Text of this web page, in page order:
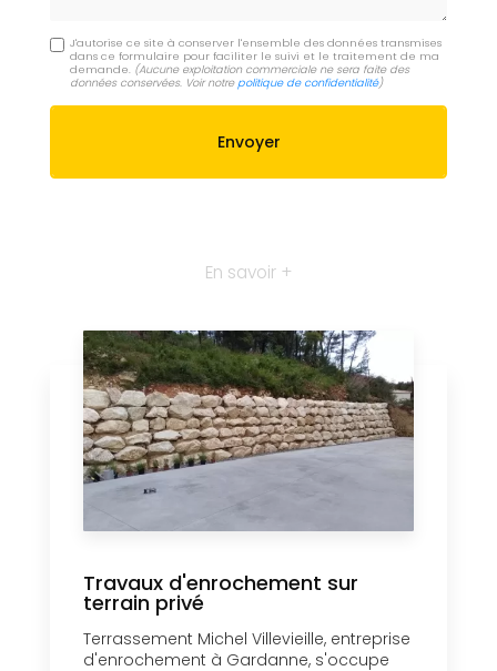
J'autorise ce site à conserver l'ensemble des données transmises
dans ce formulaire pour faciliter le suivi et le traitement de ma
demande. (Aucune exploitation commerciale ne sera faite des
données conservées. Voir notrepolitique de confidentialité)
En savoir +
Travaux d'enrochement sur
terrain privé
Terrassement Michel Villevieille, entreprise
d'enrochement à Gardanne, s'occupe